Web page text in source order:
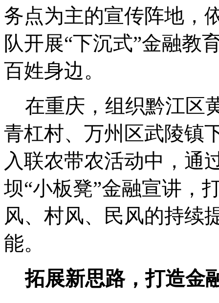
务点为主的宣传阵地，
队开展“下沉式”金融教
百姓身边。
在重庆，组织黔江区
青杠村、万州区武陵镇
入联农带农活动中，通
坝“小板凳”金融宣讲，
风、村风、民风的持续
能。
拓展新思路，打造金